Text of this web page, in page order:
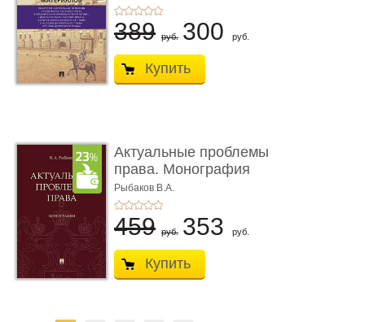
389 руб. 300 руб.
Купить
Актуальные проблемы
права. Монография
Рыбаков В.А.
459 руб. 353 руб.
Купить